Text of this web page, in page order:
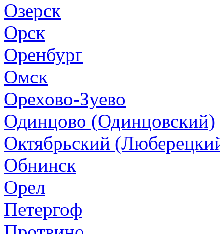
Озерск
Орск
Оренбург
Омск
Орехово-Зуево
Одинцово (Одинцовский)
Октябрьский
Обнинск
Орел
Петергоф